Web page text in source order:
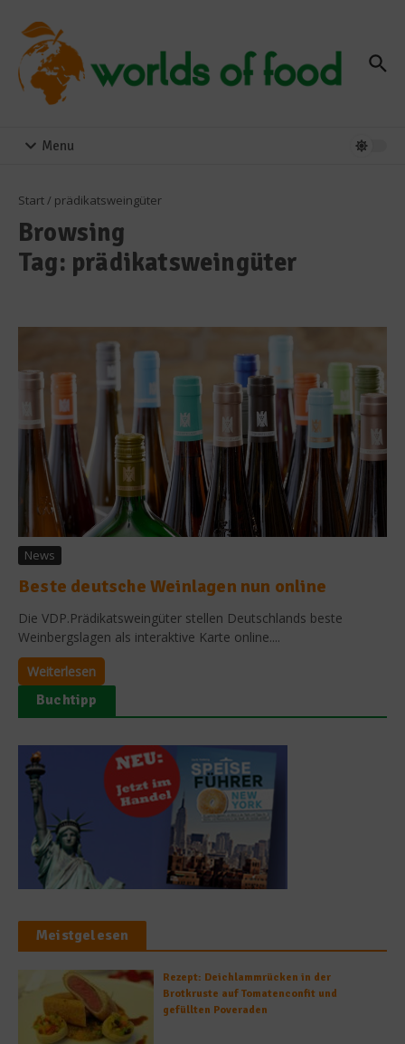
Menu
Start/ prädikatsweingüter
Browsing
Tag: prädikatsweingüter
News
Beste deutsche Weinlagen nun online
Die VDP.Prädikatsweingüter stellen Deutschlands beste
Weinbergslagen als interaktive Karte online....
Weiterlesen
Buchtipp
Meistgelesen
Rezept: Deichlammrücken in der
Brotkruste auf Tomatenconfit und
gefüllten Poveraden